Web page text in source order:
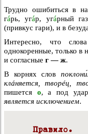
Трудно ошибиться в
гáрь, угáр, угáрный
(привкус гари), и в
Интересно, что
однокоренные, только в
и согласные г — ж.
В корнях слов
клáняется, творéц,
пишется о, а под
является исключением.
Правило.